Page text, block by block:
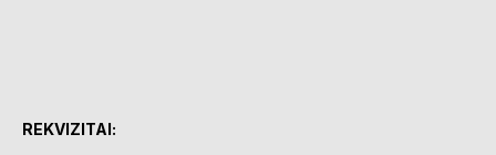
REKVIZITAI: